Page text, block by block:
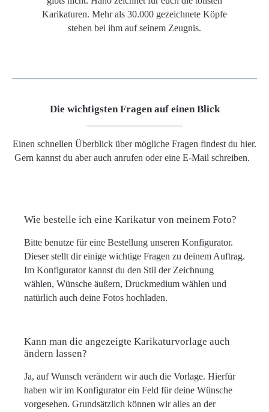
Karikaturen. Mehr als 30.000 gezeichnete Köpfe
stehen bei ihm auf seinem Zeugnis.
Die wichtigsten Fragen auf einen Blick
Einen schnellen Überblick über mögliche Fragen findest du hier.
Gern kannst du aber auch anrufen oder eine E-Mail schreiben.
Wie bestelle ich eine Karikatur von meinem Foto?
Bitte benutze für eine Bestellung unseren Konfigurator.
Dieser stellt dir einige wichtige Fragen zu deinem Auftrag.
Im Konfigurator kannst du den Stil der Zeichnung
wählen, Wünsche äußern, Druckmedium wählen und
natürlich auch deine Fotos hochladen.
Kann man die angezeigte Karikaturvorlage auch
ändern lassen?
Ja, auf Wunsch verändern wir auch die Vorlage. Hierfür
haben wir im Konfigurator ein Feld für deine Wünsche
vorgesehen. Grundsätzlich können wir alles an der